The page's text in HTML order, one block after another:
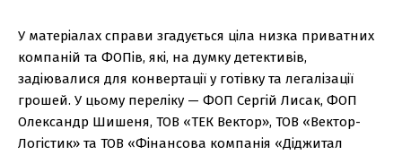
У матеріалах справи згадується ціла низка приватних
компаній та ФОПів, які, на думку детективів,
задіювалися для конвертації у готівку та легалізації
грошей. У цьому переліку — ФОП Сергій Лисак, ФОП
Олександр Шишеня, ТОВ «ТЕК Вектор», ТОВ «Вектор-
Логістик» та ТОВ «Фінансова компанія «Діджитал